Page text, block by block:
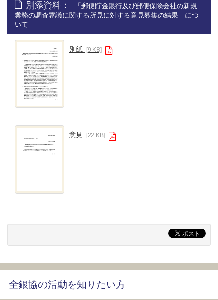
別添資料：
「郵便貯金銀行及び郵便保険会社の新規
業務の調査審議に関する所見に対する意見募集の結果」につ
いて
別紙 [9 KB]
意見 [22 KB]
全銀協の活動を知りたい方